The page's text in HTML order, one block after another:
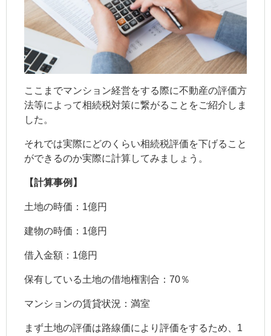
ここまでマンション経営をする際に不動産の評価方
法等によって相続税対策に繋がることをご紹介しま
した。
それでは実際にどのくらい相続税評価を下げること
ができるのか実際に計算してみましょう。
【計算事例】
土地の時価：1億円
建物の時価：1億円
借入金額：1億円
保有している土地の借地権割合：70％
マンションの賃貸状況：満室
まず土地の評価は路線価により評価をするため、1